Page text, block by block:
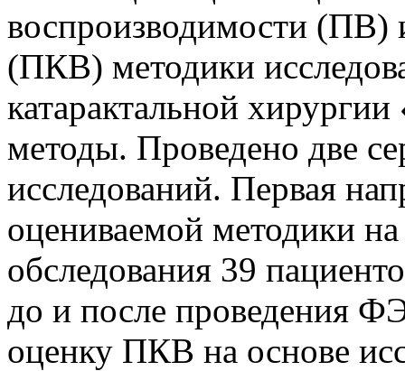
воспроизводимости (ПВ)
(ПКВ) методики
катарактальной
методы. Проведено две
исследований. Первая
оцениваемой методики
обследования 39
до и после проведения
оценку ПКВ на основе